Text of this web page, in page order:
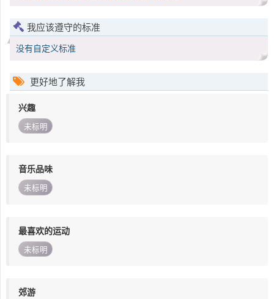
我应该遵守的标准
没有自定义标准
更好地了解我
兴趣
未标明
音乐品味
未标明
最喜欢的运动
未标明
郊游